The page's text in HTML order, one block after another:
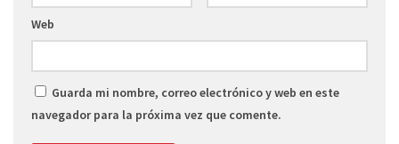
Web
Guarda mi nombre, correo electrónico y web en este
navegador para la próxima vez que comente.